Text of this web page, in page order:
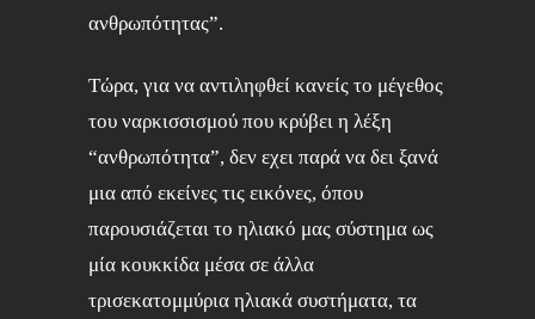
ανθρωπότητας”.
Τώρα, για να αντιληφθεί κανείς το μέγεθος
του ναρκισσισμού που κρύβει η λέξη
“ανθρωπότητα”, δεν εχει παρά να δει ξανά
μια από εκείνες τις εικόνες, όπου
παρουσιάζεται το ηλιακό μας σύστημα ως
μία κουκκίδα μέσα σε άλλα
τρισεκατομμύρια ηλιακά συστήματα, τα